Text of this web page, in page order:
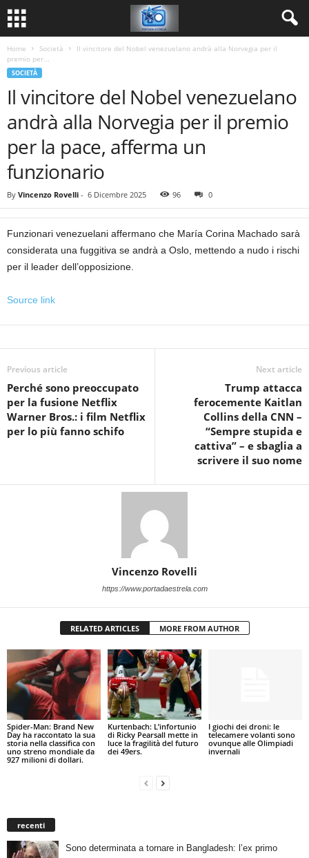
Home Società
Il vincitore del Nobel venezuelano andrà alla Norvegia per il
premio per...
SOCIETÀ
Il vincitore del Nobel venezuelano
andrà alla Norvegia per il premio
per la pace, afferma un
funzionario
By Vincenzo Rovelli - 6 Dicembre 2025 96 0
Funzionari venezuelani affermano che María Corina Machado sarà
considerata una fuggitiva se andrà a Oslo, mettendo a nudo i rischi
per il leader dell’opposizione.
Source link
Previous article
Perché sono preoccupato
per la fusione Netflix
Warner Bros.: i film Netflix
per lo più fanno schifo
Next article
Trump attacca
ferocemente Kaitlan
Collins della CNN –
“Sempre stupida e
cattiva” – e sbaglia a
scrivere il suo nome
Vincenzo Rovelli
https://www.portadaestrela.com
RELATED ARTICLES MORE FROM AUTHOR
Spider-Man: Brand New
Day ha raccontato la sua
storia nella classifica con
uno streno mondiale da
927 milioni di dollari.
Kurtenbach: L’infortunio
di Ricky Pearsall mette in
luce la fragilità del futuro
dei 49ers.
I giochi dei droni: le
telecamere volanti sono
ovunque alle Olimpiadi
invernali
recenti
Sono determinata a tornare in Bangladesh: l’ex primo